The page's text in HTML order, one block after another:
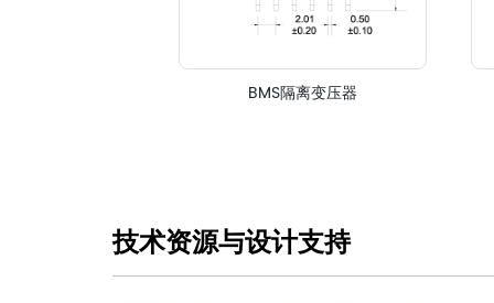
BMS隔离变压器
技术资源与设计支持